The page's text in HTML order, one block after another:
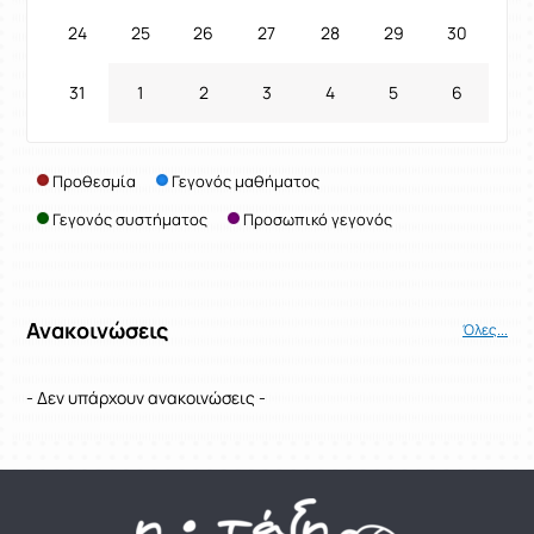
24 25 26 27 28 29 30
31 1 2 3 4 5 6
Προθεσμία
Γεγονός μαθήματος
Γεγονός συστήματος
Προσωπικό γεγονός
Ανακοινώσεις Όλες...
- Δεν υπάρχουν ανακοινώσεις -